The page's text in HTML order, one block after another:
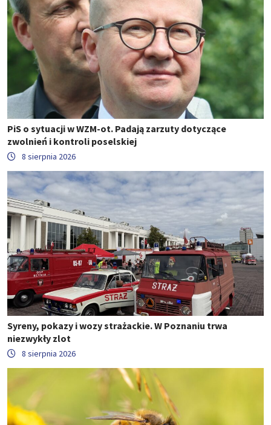
PiS o sytuacji w WZM-ot. Padają zarzuty dotyczące
zwolnień i kontroli poselskiej
8 sierpnia 2026
Syreny, pokazy i wozy strażackie. W Poznaniu trwa
niezwykły zlot
8 sierpnia 2026